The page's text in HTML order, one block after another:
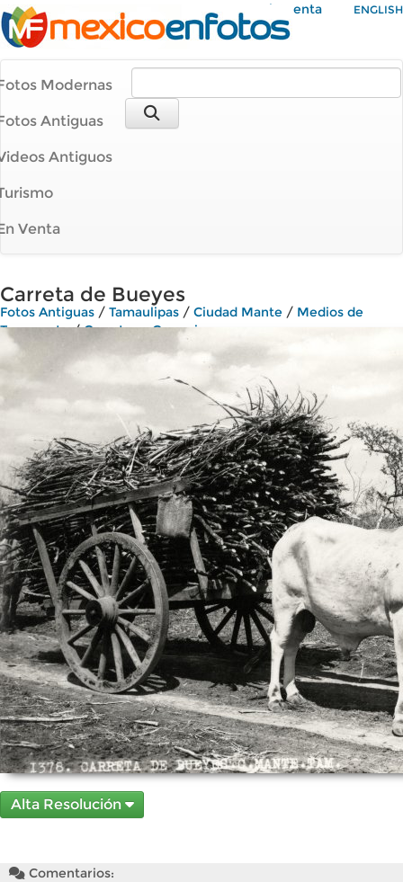
Mi Cuenta ENGLISH
Modernas
Antiguas
Antiguos
Venta
Carreta de Bueyes
Fotos Antiguas / Tamaulipas / Ciudad Mante / Medios de
Transporte/Carretas y Carruajes
Alta Resolución
Comentarios: